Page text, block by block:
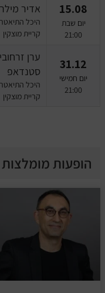
מחול ובלט
קונצרטים
הרצאות
15.08
יום שבת
21:00
אדיר מילר
היכל
קריית מוצקין
31.12
יום חמישי
21:00
ערן
סטנדאפ
היכל
קריית מוצקין
הופעות מומלצות